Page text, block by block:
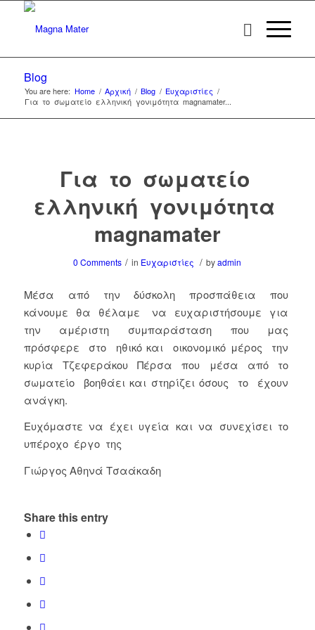
Blog
You are here: Home / Αρχική / Blog / Ευχαριστίες /
Για το σωματείο ελληνική γονιμότητα magnamater...
Για το σωματείο
ελληνική γονιμότητα
magnamater
0 Comments / in Ευχαριστίες / byadmin
Μέσα από την δύσκολη προσπάθεια που
κάνουμε θα θέλαμε να ευχαριστήσουμε για
την αμέριστη συμπαράσταση που μας
πρόσφερε στο ηθικό και οικονομικό μέρος την
κυρία Τζεφεράκου Πέρσα που μέσα από το
σωματείο βοηθάει και στηρίζει όσους το έχουν
ανάγκη.
Ευχόμαστε να έχει υγεία και να συνεχίσει το
υπέροχο έργο της
Γιώργος Αθηνά Τσαάκαδη
Share this entry